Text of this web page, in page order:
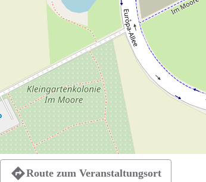
Route zum Veranstaltungsort